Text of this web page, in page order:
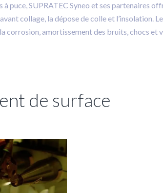
à puce, SUPRATEC Syneo et ses partenaires
collage, la dépose de colle et l’insolation.
corrosion, amortissement des bruits, chocs
de surface